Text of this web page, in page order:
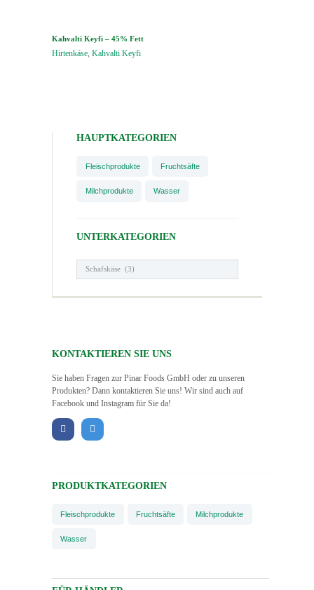
Kahvalti Keyfi – 45% Fett
Hirtenkäse, Kahvalti Keyfi
HAUPTKATEGORIEN
Fleischprodukte Fruchtsäfte
Milchprodukte Wasser
UNTERKATEGORIEN
KONTAKTIEREN SIE UNS
Sie haben Fragen zur Pinar Foods GmbH oder zu unseren
Produkten? Dann kontaktieren Sie uns! Wir sind auch auf
Facebook und Instagram für Sie da!
PRODUKTKATEGORIEN
Fleischprodukte Fruchtsäfte Milchprodukte
Wasser